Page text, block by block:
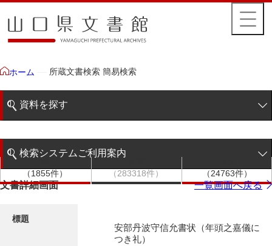
ホーム 所蔵文書検索 簡易検索
資料を探す
階層検索
検索システムご利用案内
検索システムの利用について
（1855件）
（283318件）
（24763件）
文書詳細画面 一覧画面へ戻る
標題
安部丹波守信允書状（年頭之嘉儀に
つき礼）